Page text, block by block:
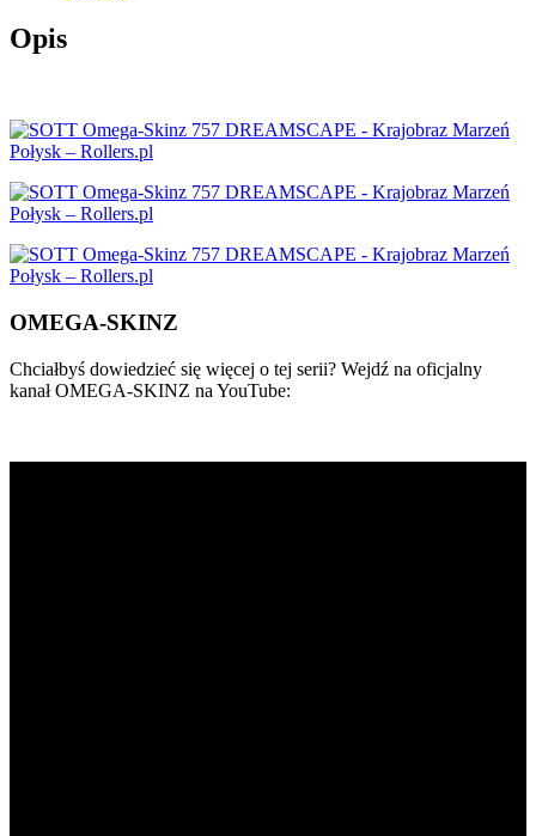
Opis
OMEGA-SKINZ
Chciałbyś dowiedzieć się więcej o tej serii? Wejdź na oficjalny
kanał OMEGA-SKINZ na YouTube: